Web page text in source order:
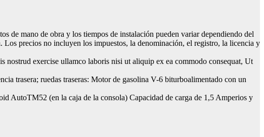
de mano de obra y los tiempos de instalación pueden variar dependiendo del
precios no incluyen los impuestos, la denominación, el registro, la licencia y
exercise ullamco laboris nisi ut aliquip ex ea commodo consequat, Ut
trasera; ruedas traseras: Motor de gasolina V-6 biturboalimentado con un
AutoTM52 (en la caja de la consola) Capacidad de carga de 1,5 Amperios y